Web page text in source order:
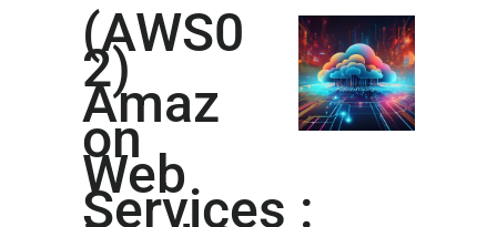
DPO AS A SERVICE
NOUS CONNAÎTRE
ACTUALITÉS
(AWS0
2)
Amaz
on
Web
Services :